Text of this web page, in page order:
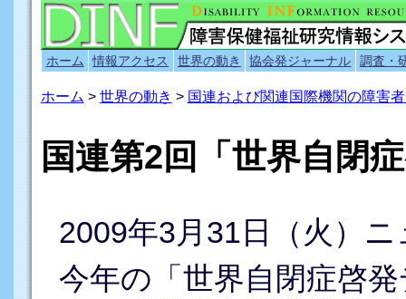
ホーム 情報アクセス 世界の動き 協会発ジャーナル 調査・
ホーム > 世界の動き > 国連および関連国際機関の障害
国連第2回「世界自閉
2009年3月31日（火）
今年の「世界自閉症啓